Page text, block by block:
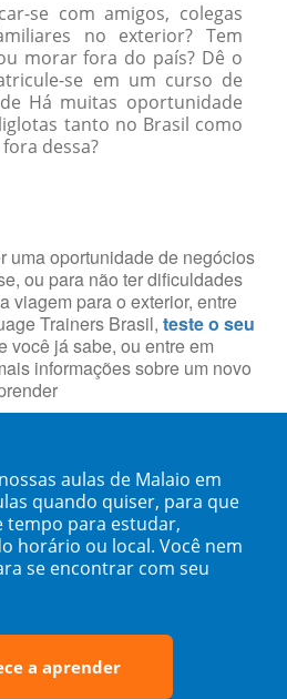
se com amigos, colegas
no exterior? Tem
morar fora do país? Dê o
se em um curso de
Há muitas oportunidade
tanto no Brasil como
dessa?
uma oportunidade de negócios
ou para não ter dificuldades
viagem para o exterior, entre
Trainers Brasil, teste o seu
você já sabe, ou entre em
informações sobre um novo
aulas de Malaio em
quando quiser, para que
tempo para estudar,
horário ou local. Você nem
se encontrar com seu
a aprender